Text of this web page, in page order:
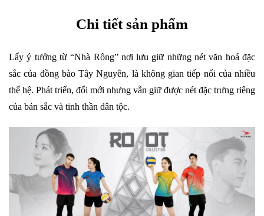
Chi tiết sản phẩm
Lấy ý tưởng từ “Nhà Rông” nơi lưu giữ những nét văn hoá đặc
sắc của đồng bào Tây Nguyên, là không gian tiếp nối của nhiều
thế hệ. Phát triển, đổi mới nhưng vẫn giữ được nét đặc trưng riêng
của bản sắc và tinh thần dân tộc.